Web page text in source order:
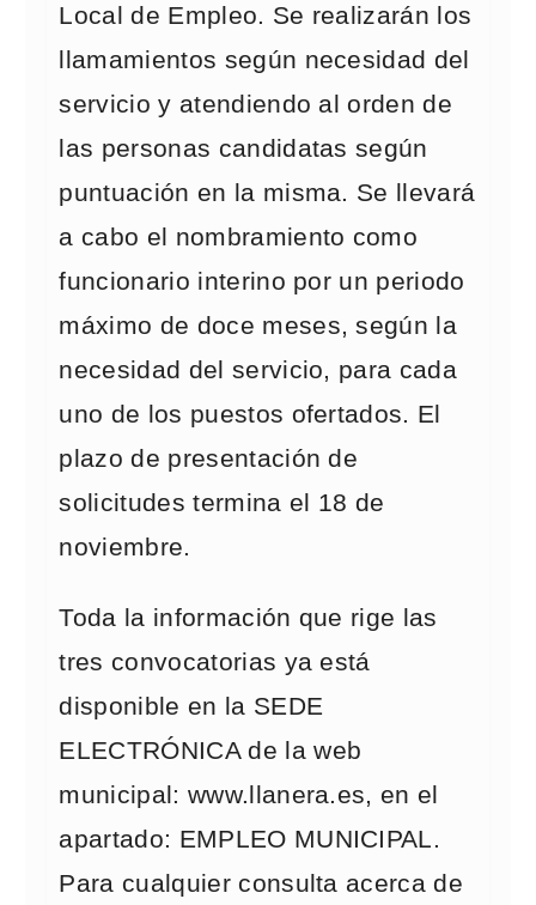
Local de Empleo. Se realizarán los
llamamientos según necesidad del
servicio y atendiendo al orden de
las personas candidatas según
puntuación en la misma. Se llevará
a cabo el nombramiento como
funcionario interino por un periodo
máximo de doce meses, según la
necesidad del servicio, para cada
uno de los puestos ofertados. El
plazo de presentación de
solicitudes termina el 18 de
noviembre.
Toda la información que rige las
tres convocatorias ya está
disponible en la SEDE
ELECTRÓNICA de la web
municipal: www.llanera.es, en el
apartado: EMPLEO MUNICIPAL.
Para cualquier consulta acerca de